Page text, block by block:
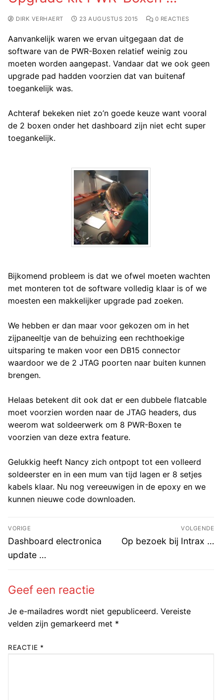
DIRK VERHAERT 23 AUGUSTUS 2015 0 REACTIES
Aanvankelijk waren we ervan uitgegaan dat de
software van de PWR-Boxen relatief weinig zou
moeten worden aangepast. Vandaar dat we ook geen
upgrade pad hadden voorzien dat van buitenaf
toegankelijk was.
Achteraf bekeken niet zo’n goede keuze want vooral
de 2 boxen onder het dashboard zijn niet echt super
toegankelijk.
Bijkomend probleem is dat we ofwel moeten wachten
met monteren tot de software volledig klaar is of we
moesten een makkelijker upgrade pad zoeken.
We hebben er dan maar voor gekozen om in het
zijpaneeltje van de behuizing een rechthoekige
uitsparing te maken voor een DB15 connector
waardoor we de 2 JTAG poorten naar buiten kunnen
brengen.
Helaas betekent dit ook dat er een dubbele flatcable
moet voorzien worden naar de JTAG headers, dus
weerom wat soldeerwerk om 8 PWR-Boxen te
voorzien van deze extra feature.
Gelukkig heeft Nancy zich ontpopt tot een volleerd
soldeerster en in een mum van tijd lagen er 8 setjes
kabels klaar. Nu nog vereeuwigen in de epoxy en we
kunnen nieuwe code downloaden.
Bericht
navigatie
VORIGE
Vorig
bericht:
Dashboard electronica
update …
VOLGENDE
Volgend
Op bezoek bij Intrax …
Geef een reactie
Je e-mailadres wordt niet gepubliceerd. Vereiste
velden zijn gemarkeerd met *
REACTIE *